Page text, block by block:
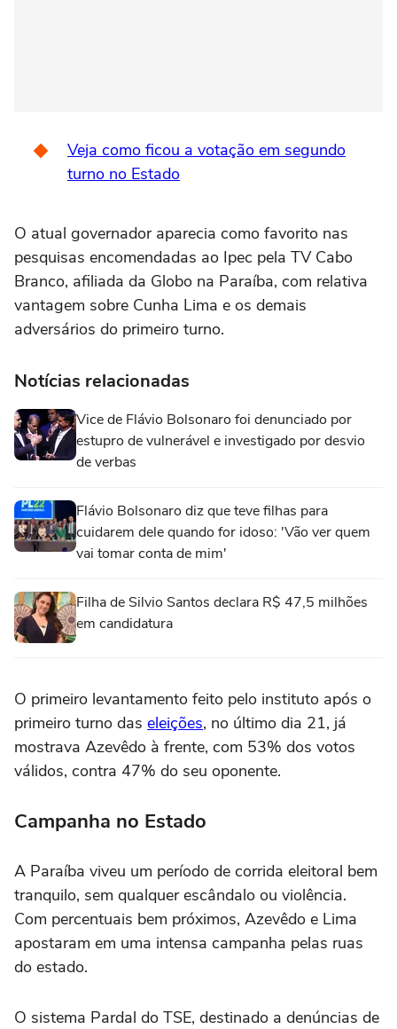
Veja como ficou a votação em segundo
turno no Estado
O atual governador aparecia como favorito nas
pesquisas encomendadas ao Ipec pela TV Cabo
Branco, afiliada da Globo na Paraíba, com relativa
vantagem sobre Cunha Lima e os demais
adversários do primeiro turno.
Notícias relacionadas
Vice de Flávio Bolsonaro foi denunciado por
estupro de vulnerável e investigado por desvio
de verbas
Flávio Bolsonaro diz que teve filhas para
cuidarem dele quando for idoso: 'Vão ver quem
vai tomar conta de mim'
Filha de Silvio Santos declara R$ 47,5 milhões
em candidatura
O primeiro levantamento feito pelo instituto após o
primeiro turno das eleições, no último dia 21, já
mostrava Azevêdo à frente, com 53% dos votos
válidos, contra 47% do seu oponente.
Campanha no Estado
A Paraíba viveu um período de corrida eleitoral bem
tranquilo, sem qualquer escândalo ou violência.
Com percentuais bem próximos, Azevêdo e Lima
apostaram em uma intensa campanha pelas ruas
do estado.
O sistema Pardal do TSE, destinado a denúncias de